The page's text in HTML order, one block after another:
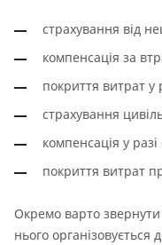
страхування від
компенсація за
покриття витрат у
страхування
компенсація у
покриття витрат
Окремо варто
нього організовується